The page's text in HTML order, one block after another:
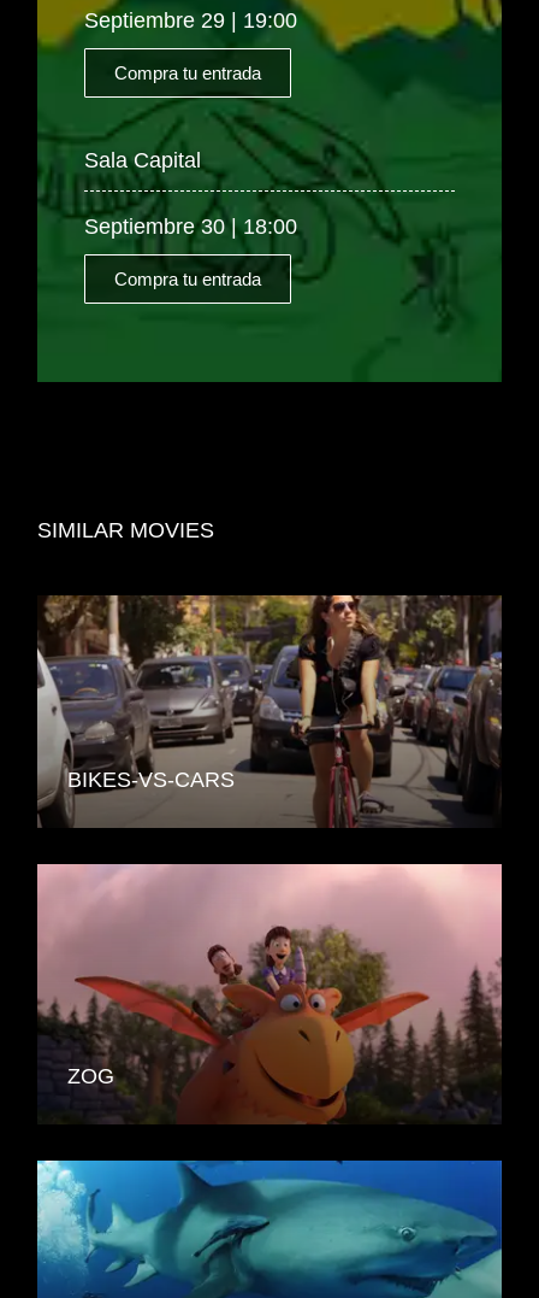
Septiembre 29 | 19:00
Compra tu entrada
Sala Capital
Septiembre 30 | 18:00
Compra tu entrada
SIMILAR MOVIES
BIKES-VS-CARS
ZOG